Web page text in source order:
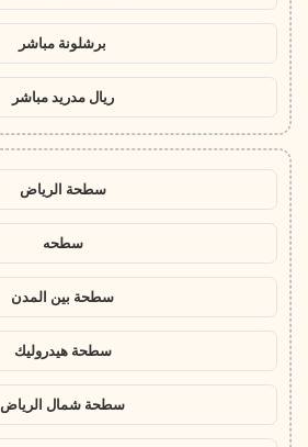
برشلونة مباشر
ريال مدريد مباشر
سطحة الرياض
سطحه
سطحة بين المدن
سطحة هيدروليك
سطحة شمال الرياض